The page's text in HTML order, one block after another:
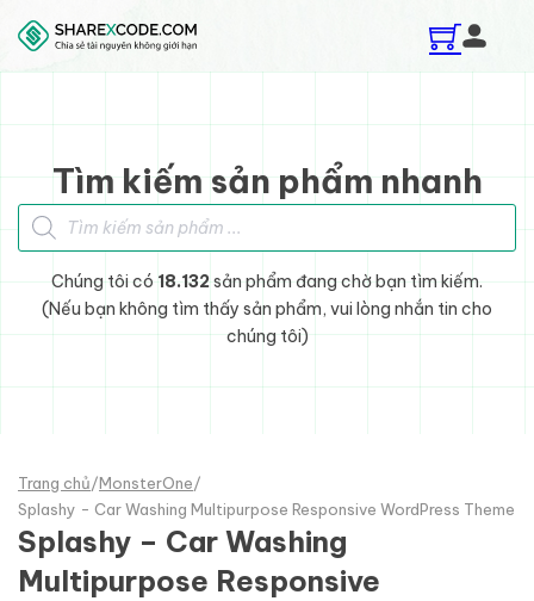
Skip to main content
Skip to footer
Tìm kiếm sản phẩm nhanh
Tìm kiếm sản phẩm
Chúng tôi có 18.132sản phẩm đang chờ bạn tìm kiếm.
(Nếu bạn không tìm thấy sản phẩm, vui lòng nhắn tin cho
chúng tôi)
Trang chủ/MonsterOne/
Splashy - Car Washing Multipurpose Responsive WordPress Theme
Splashy – Car Washing
Multipurpose Responsive